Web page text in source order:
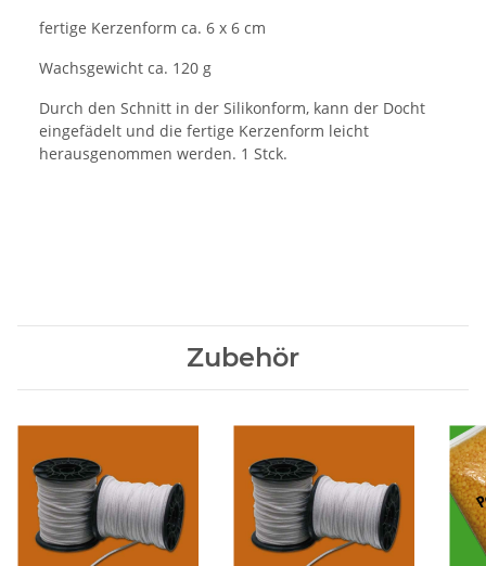
fertige Kerzenform ca. 6 x 6 cm
Wachsgewicht ca. 120 g
Durch den Schnitt in der Silikonform, kann der Docht
eingefädelt und die fertige Kerzenform leicht
herausgenommen werden. 1 Stck.
Zubehör